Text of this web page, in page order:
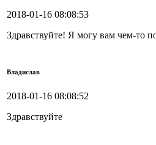
2018-01-16 08:08:53
Здравствуйте! Я могу вам чем-то
Владислав
2018-01-16 08:08:52
Здравствуйте